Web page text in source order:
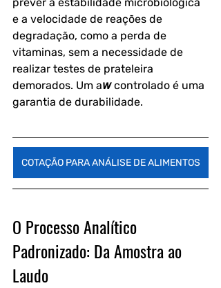
e a velocidade de reações de
degradação, como a perda de
vitaminas, sem a necessidade de
realizar testes de prateleira
demorados. Um a𝘸 controlado é uma
garantia de durabilidade.
COTAÇÃO PARA ANÁLISE DE ALIMENTOS
O Processo Analítico
Padronizado: Da Amostra ao
Laudo